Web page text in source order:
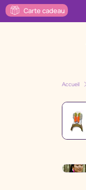
Carte cadeau
Accueil